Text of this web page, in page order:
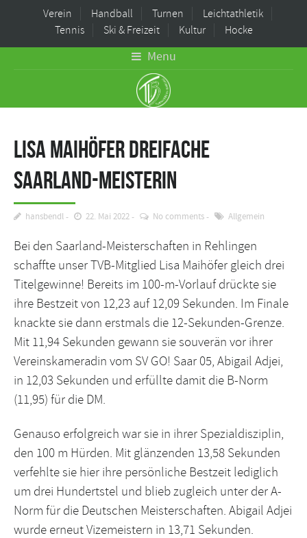
Verein Handball Turnen
Leichtathletik
Tennis
Ski & Freizeit Kultur Hocke
Menu
Lisa Maihöfer dreifache
Saarland-Meisterin
hansbendl 22. Mai 2022 No comments Allgemein
Bei den Saarland-Meisterschaften in Rehlingen
schaffte unser TVB-Mitglied Lisa Maihöfer gleich drei
Titelgewinne! Bereits im 100-m-Vorlauf drückte sie
ihre Bestzeit von 12,23 auf 12,09 Sekunden. Im Finale
knackte sie dann erstmals die 12-Sekunden-Grenze.
Mit 11,94 Sekunden gewann sie souverän vor ihrer
Vereinskameradin vom SV GO! Saar 05, Abigail Adjei,
in 12,03 Sekunden und erfüllte damit die B-Norm
(11,95) für die DM.
Genauso erfolgreich war sie in ihrer Spezialdisziplin,
den 100 m Hürden. Mit glänzenden 13,58 Sekunden
verfehlte sie hier ihre persönliche Bestzeit lediglich
um drei Hundertstel und blieb zugleich unter der A-
Norm für die Deutschen Meisterschaften. Abigail Adjei
wurde erneut Vizemeistern in 13,71 Sekunden.